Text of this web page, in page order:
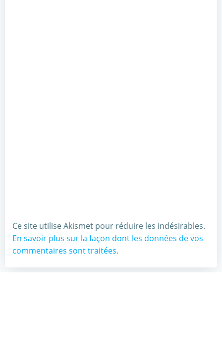
Ce site utilise Akismet pour réduire les indésirables.
En savoir plus sur la façon dont les données de vos
commentaires sont traitées.